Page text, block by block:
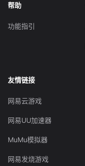
帮助
功能指引
友情链接
网易云游戏
网易UU加速器
MuMu模拟器
网易发烧游戏